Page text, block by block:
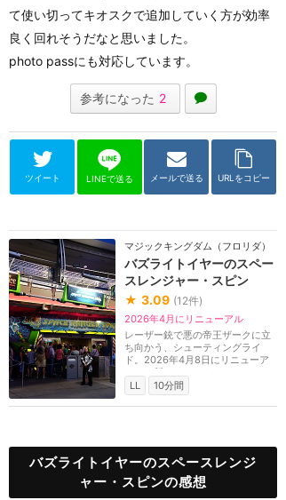
て使い切ってキオスクで追加していく方が効率
良く回れそうだなと思いました。
photo passにも対応しています。
参考になった 2
ツイート LINEで送る メールで送る URLをコピー
マジックキングダム（フロリダ）
バズライトイヤーのスペー
スレンジャー・スピン
★ 3.09 (12件)
2026年4月にリニューアル
レーザー銃で悪の帝王ザークに立
ち向かう、シューティングライ
ド。2026年4月8日にリニューア
ルし、新キャラクター...
LL
10分間
バズライトイヤーのスペースレンジ
ャー・スピンの感想